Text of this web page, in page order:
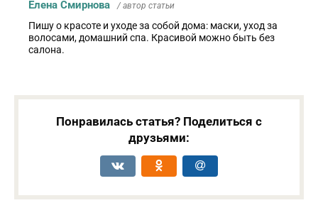
Елена Смирнова / автор статьи
Пишу о красоте и уходе за собой дома: маски, уход за
волосами, домашний спа. Красивой можно быть без
салона.
Понравилась статья? Поделиться с
друзьями: